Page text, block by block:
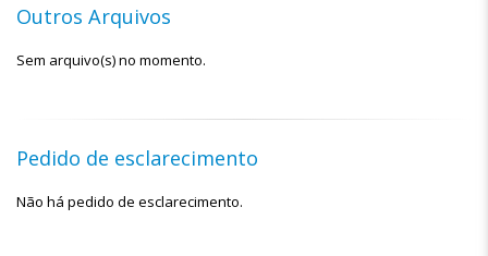
Outros Arquivos
Sem arquivo(s) no momento.
Pedido de esclarecimento
Não há pedido de esclarecimento.